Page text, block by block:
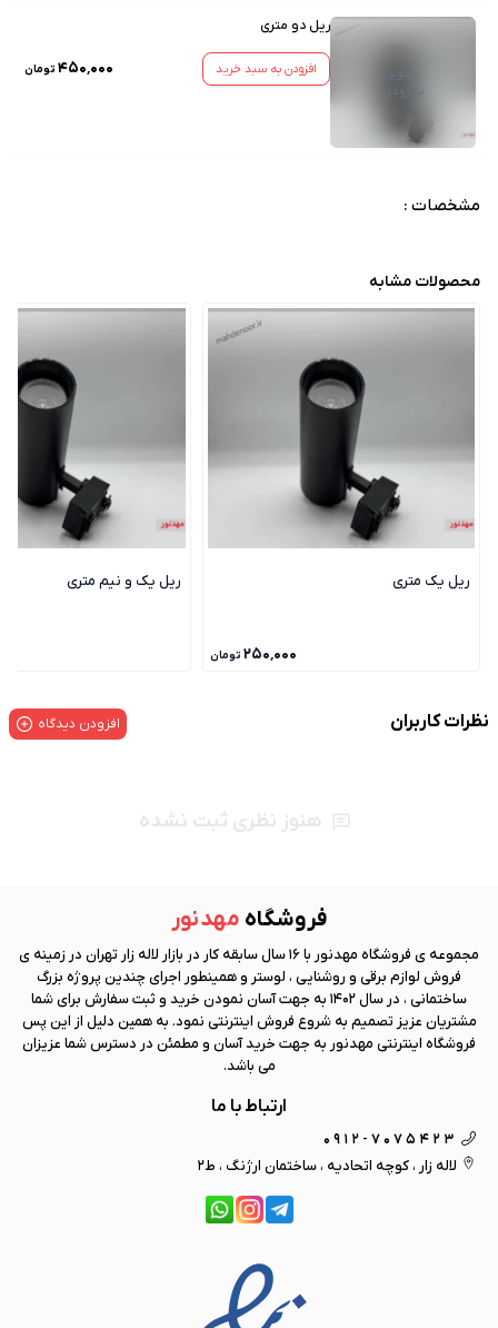
تصویر
به زودی
ریل دو متری
افزودن به سبد خرید ۴۵۰٬۰۰۰ تومان
مشخصات :
محصولات مشابه
ریل یک متری
۲۵۰٬۰۰۰ تومان
ریل یک و نیم متری
نظرات کاربران افزودن دیدگاه
هنوز نظری ثبت نشده
فروشگاه مهد نور
مجموعه ی فروشگاه مهد نور
با 16 سال سابقه کار در بازار لاله زار تهران در زمینه ی
فروش لوازم برقی و روشنایی ، لوستر و همینطور اجرای چندین پروژه بزرگ
ساختمانی ، در سال 1402 به جهت آسان نمودن خرید و ثبت سفارش برای شما
مشتریان عزیز تصمیم به شروع فروش اینترنتی نمود. به همین دلیل از این پس
فروشگاه اینترنتی مهد نور به جهت خرید آسان و مطمئن در دسترس شما عزیزان
می باشد.
ارتباط با ما
0912-7075423
لاله زار ، کوچه اتحادیه ، ساختمان ارژنگ ، ط2